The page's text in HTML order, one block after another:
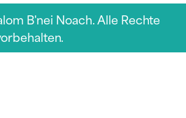
B'nei Noach. Alle Rechte